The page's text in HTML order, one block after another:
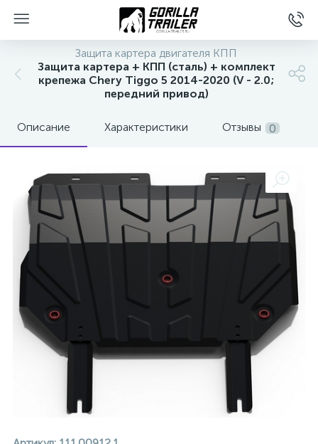
Защита картера двигателя КПП
Защита картера + КПП (сталь) + комплект
крепежа Chery Tiggo 5 2014-2020 (V - 2.0;
передний привод)
Описание Характеристики Отзывы 0